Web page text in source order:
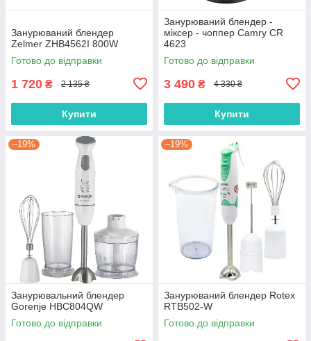
Занурюваний блендер
Zelmer ZHB4562I 800W
Готово до відправки
1 720 ₴ 2 135 ₴
Купити
Занурюваний блендер -
міксер - чоппер Camry CR
4623
Готово до відправки
3 490 ₴ 4 330 ₴
Купити
–19%
Занурювальний блендер
Gorenje HBC804QW
Готово до відправки
–19%
Занурюваний блендер Rotex
RTB502-W
Готово до відправки